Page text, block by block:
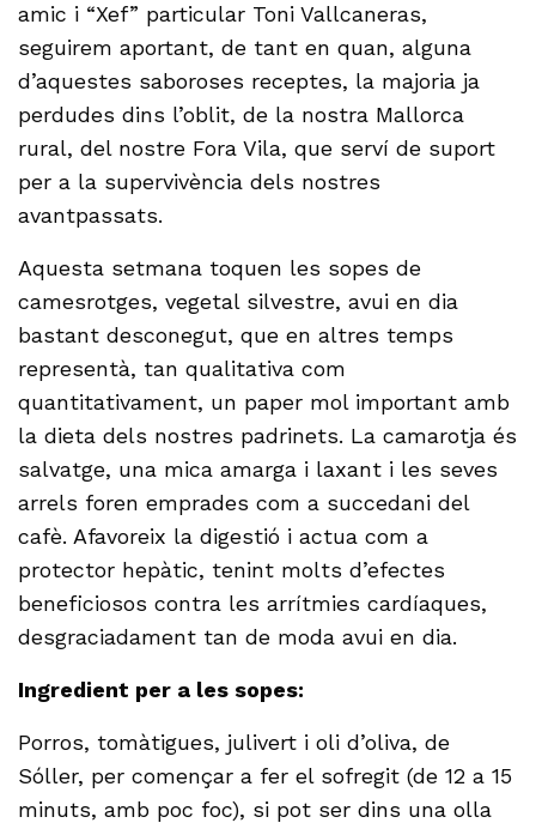
amic i “Xef” particular Toni Vallcaneras,
seguirem aportant, de tant en quan, alguna
d’aquestes saboroses receptes, la majoria ja
perdudes dins l’oblit, de la nostra Mallorca
rural, del nostre Fora Vila, que serví de suport
per a la supervivència dels nostres
avantpassats.
Aquesta setmana toquen les sopes de
camesrotges, vegetal silvestre, avui en dia
bastant desconegut, que en altres temps
representà, tan qualitativa com
quantitativament, un paper mol important amb
la dieta dels nostres padrinets. La camarotja és
salvatge, una mica amarga i laxant i les seves
arrels foren emprades com a succedani del
cafè. Afavoreix la digestió i actua com a
protector hepàtic, tenint molts d’efectes
beneficiosos contra les arrítmies cardíaques,
desgraciadament tan de moda avui en dia.
Ingredient per a les sopes:
Porros, tomàtigues, julivert i oli d’oliva, de
Sóller, per començar a fer el sofregit (de 12 a 15
minuts, amb poc foc), si pot ser dins una olla